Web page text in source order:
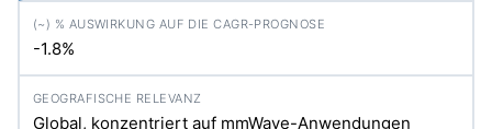
-1.8%
Global, konzentriert auf mmWave-Anwendungen